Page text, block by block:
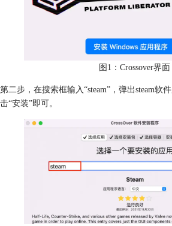
图1：Crossover界面
第二步，在搜索框输入“steam”，弹出steam软
击“安装”即可。